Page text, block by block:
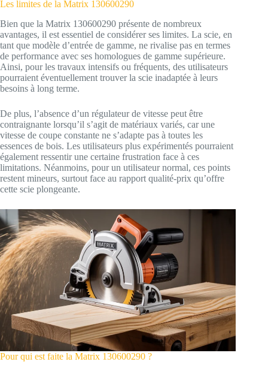
Les limites de la Matrix 130600290
Bien que la Matrix 130600290 présente de nombreux
avantages, il est essentiel de considérer ses limites. La scie, en
tant que modèle d’entrée de gamme, ne rivalise pas en termes
de performance avec ses homologues de gamme supérieure.
Ainsi, pour les travaux intensifs ou fréquents, des utilisateurs
pourraient éventuellement trouver la scie inadaptée à leurs
besoins à long terme.
De plus, l’absence d’un régulateur de vitesse peut être
contraignante lorsqu’il s’agit de matériaux variés, car une
vitesse de coupe constante ne s’adapte pas à toutes les
essences de bois. Les utilisateurs plus expérimentés pourraient
également ressentir une certaine frustration face à ces
limitations. Néanmoins, pour un utilisateur normal, ces points
restent mineurs, surtout face au rapport qualité-prix qu’offre
cette scie plongeante.
Pour qui est faite la Matrix 130600290 ?